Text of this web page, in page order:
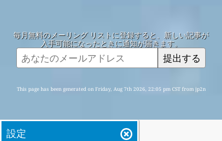
毎月無料のメーリング リストに登録すると、新しい記事が
入手可能になったときに通知が届きます。
提出する
This page has been generated on Friday, Aug 7th 2026, 22:05 pm CST from jp2n
設定